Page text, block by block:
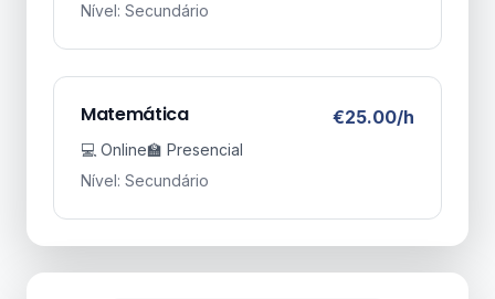
Nível: Secundário
Matemática €25.00/h
💻 Online🏫 Presencial
Nível: Secundário